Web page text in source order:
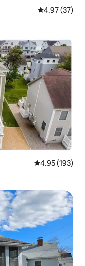
Calificación
4.97 (37)
Calificación
4.95 (193)